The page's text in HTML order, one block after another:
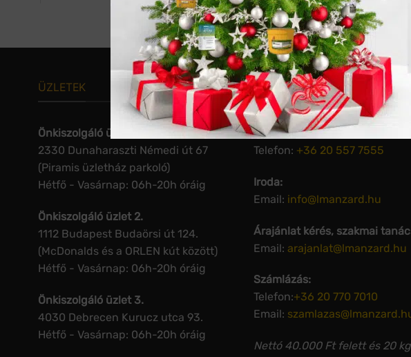
ÜZLETEK
Önkiszolgáló üzlet 1.
2330 Dunaharaszti Némedi út 67
(Piramis üzletház parkoló)
Hétfő - Vasárnap: 06h-20h óráig
Önkiszolgáló üzlet 2.
1112 Budapest Budaörsi út 124.
(McDonalds és a ORLEN kút között)
Hétfő - Vasárnap: 06h-20h óráig
Önkiszolgáló üzlet 3.
4030 Debrecen Kurucz utca 93.
Hétfő - Vasárnap: 06h-20h óráig
KAPCSOLAT
Termékinformáció,
Telefon: +36 20 557 7555
Iroda:
Email: info@lmanzard.hu
Árajánlat kérés, szakmai
Email: arajanlat@lmanzard.hu
Számlázás:
Telefon:+36 20 770 7010
Email:
Nettó 40.000 Ft felett és 20